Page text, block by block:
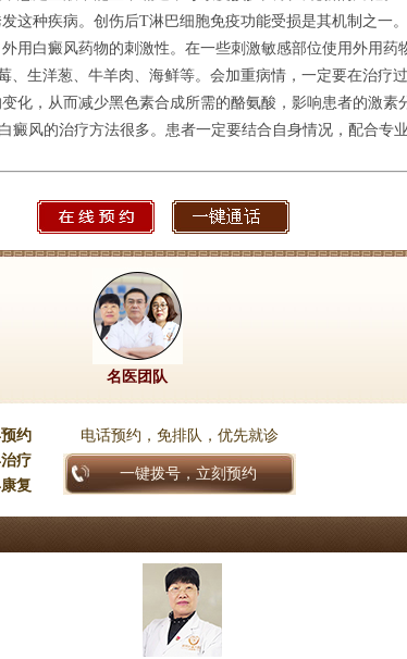
种疾病。创伤后T淋巴细胞免疫功能受损是其机制之一。
白癜风药物的刺激性。在一些刺激敏感部位使用外用药
洋葱、牛羊肉、海鲜等。会加重病情，一定要在治疗
，从而减少黑色素合成所需的酪氨酸，影响患者的激素
的治疗方法很多。患者一定要结合自身情况，配合专
名医团队
约
疗
复
电话预约，免排队，优先就诊
一键拨号，立刻预约